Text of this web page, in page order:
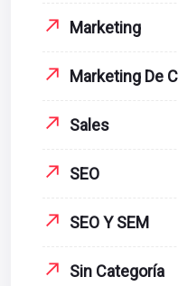
Marketing
Marketing De
Sales
SEO
SEO Y SEM
Sin Categoría